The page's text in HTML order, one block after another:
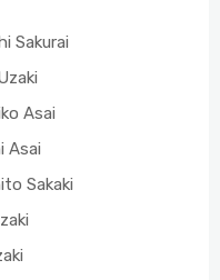
Sakurai
Asai
Asai
Sakaki